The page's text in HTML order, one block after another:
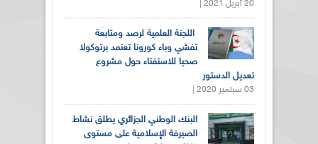
20 أبريل 2021 |
اللجنة العلمية لرصد ومتابعة
تفشي وباء كورونا تعتمد برتوكولا
صحيا للاستفتاء حول مشروع
تعديل الدستور
03 سبتمبر 2020 |
البنك الوطني الجزائري يطلق نشاط
الصيرفة الإسلامية على مستوى